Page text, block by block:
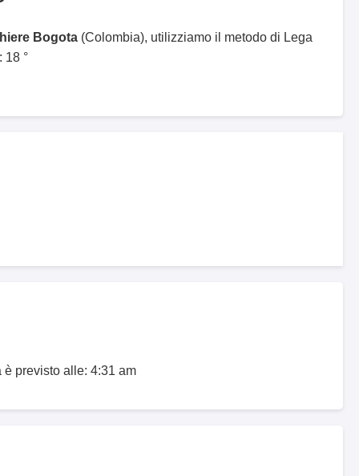
Bogota (Colombia), utilizziamo il metodo di Lega
18 °
previsto alle: 4:31 am